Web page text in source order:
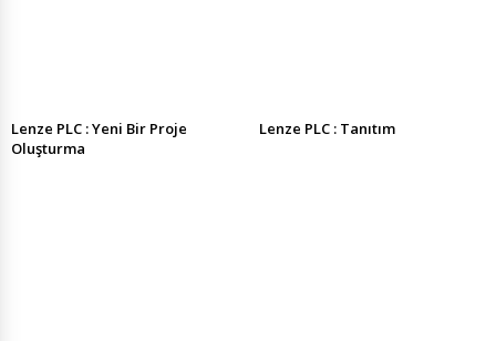
Lenze PLC : Yeni Bir Proje
Oluşturma
Lenze PLC : Tanıtım